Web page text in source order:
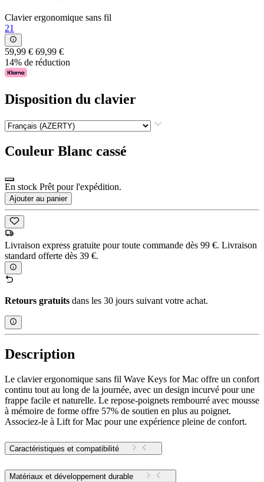
Clavier ergonomique sans fil
21
59,99 € 69,99 €
14% de réduction
Disposition du clavier
Couleur Blanc cassé
En stock Prêt pour l'expédition.
Ajouter au panier
Livraison express gratuite pour toute commande dès 99 €. Livraison
standard offerte dès 39 €.
Retours gratuits dans les 30 jours suivant votre achat.
Description
Le clavier ergonomique sans fil Wave Keys for Mac offre un confort
continu tout au long de la journée, avec un design incurvé pour une
frappe facile et naturelle. Le repose-poignets rembourré avec mousse
à mémoire de forme offre 57% de soutien en plus au poignet.
Associez-le à Lift for Mac pour une expérience pleine de confort.
Caractéristiques et compatibilité
Matériaux et développement durable